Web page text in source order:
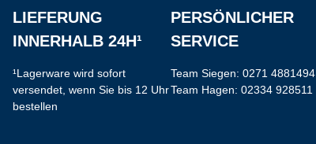
LIEFERUNG
INNERHALB 24H¹
¹Lagerware wird sofort
versendet, wenn Sie bis 12 Uhr
bestellen
PERSÖNLICHER
SERVICE
Team Siegen: 0271 4881494
Team Hagen: 02334 928511